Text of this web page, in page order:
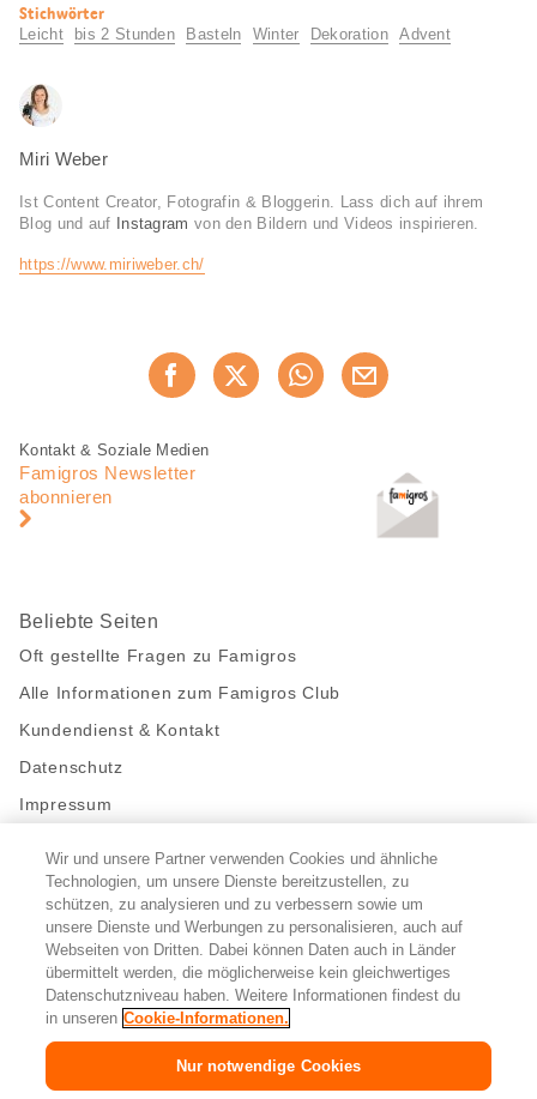
Nützliche
Informationen
Stichwörter
Leicht bis 2 Stunden Basteln Winter Dekoration Advent
Miri Weber
Ist Content Creator, Fotografin & Bloggerin. Lass dich auf ihrem
Blog und auf
Instagram von den Bildern und Videos inspirieren.
https://www.miriweber.ch/
Jetzt weiterempfehlen
Fusszeile
Fusszeile
Navigation
Kontakt & Soziale Medien
Famigros Newsletter
abonnieren
Beliebte Seiten
Oft gestellte Fragen zu Famigros
Alle Informationen zum Famigros Club
Kundendienst & Kontakt
Datenschutz
Impressum
Bleibe mit uns in Kontakt
Facebook
https://twitter.com/migros
https://www.youtube.com/user/
PinterestInstagram
Cookie-Einstellungen
FR IT
Wir und unsere Partner verwenden Cookies und ähnliche
Technologien, um unsere Dienste bereitzustellen, zu
schützen, zu analysieren und zu verbessern sowie um
unsere Dienste und Werbungen zu personalisieren, auch auf
Webseiten von Dritten. Dabei können Daten auch in Länder
übermittelt werden, die möglicherweise kein gleichwertiges
Datenschutzniveau haben. Weitere Informationen findest du
in unseren Cookie-Informationen.
Nur notwendige Cookies